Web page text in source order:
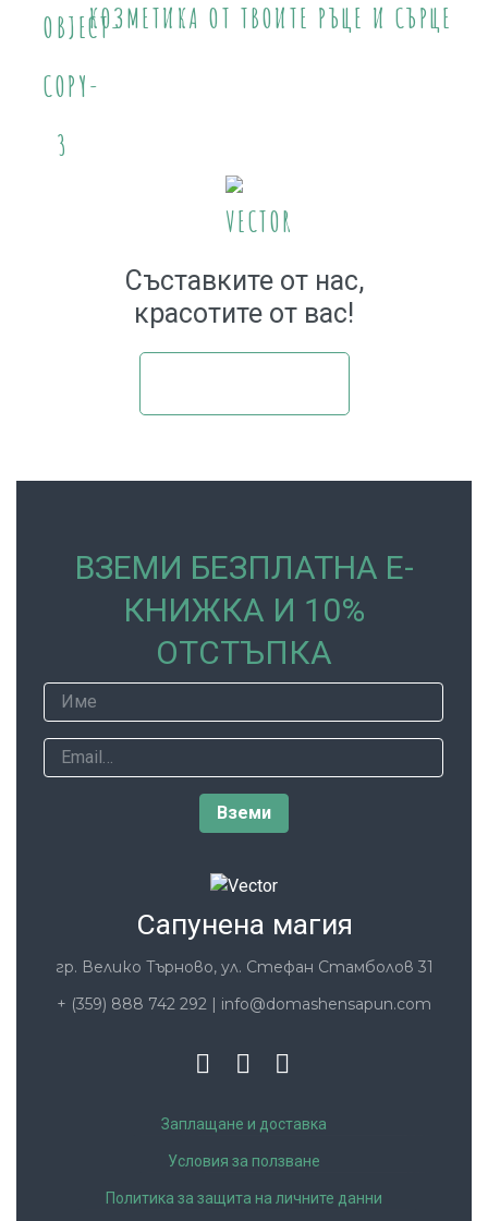
КОЗМЕТИКА ОТ ТВОИТЕ РЪЦЕ И СЪРЦЕ
Съставките от нас,
красотите от вас!
ВЗЕМИ БЕЗПЛАТНА Е-
КНИЖКА И 10%
ОТСТЪПКА
Сапунена магия
гр. Велико Търново, ул. Стефан Стамболов 31
+ (359) 888 742 292 | info@domashensapun.com
Заплащане и доставка
Условия за ползване
Политика за защита на личните данни